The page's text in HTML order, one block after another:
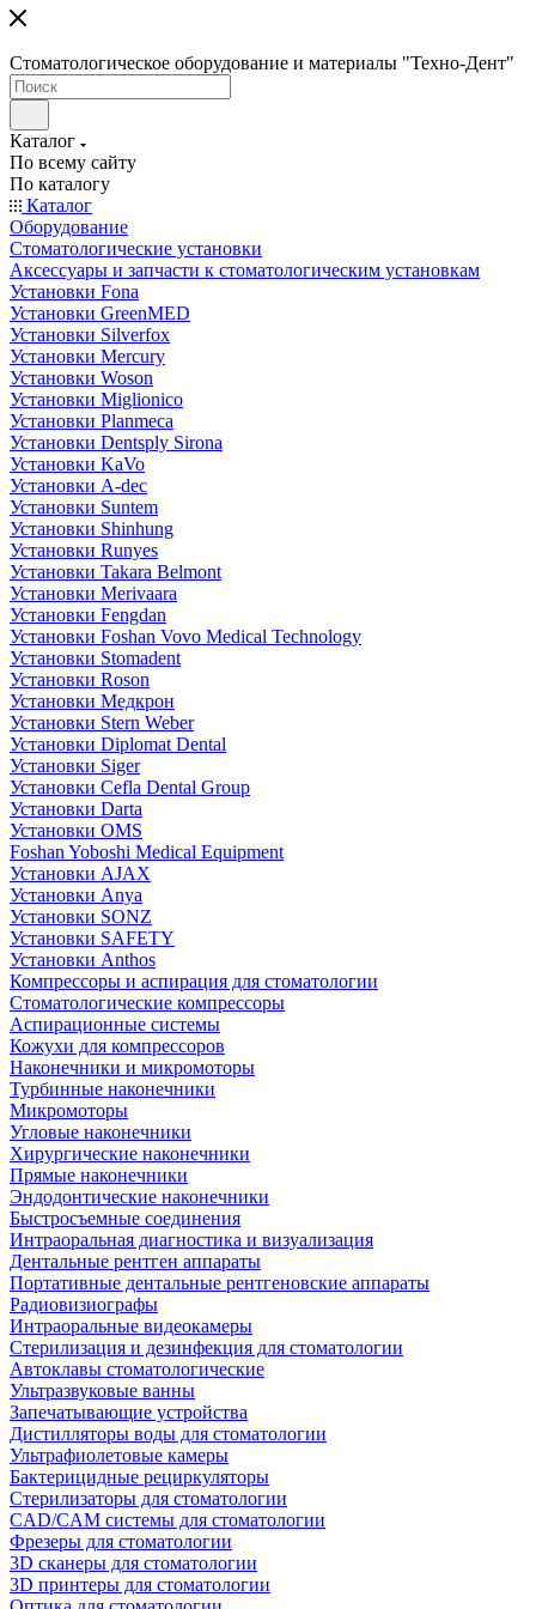
Стоматологическое оборудование и материалы "Техно-Дент"
Каталог
По всему сайту
По каталогу
Каталог
Оборудование
Стоматологические установки
Аксессуары и запчасти к стоматологическим установкам
Установки Fona
Установки GreenMED
Установки Silverfox
Установки Mercury
Установки Woson
Установки Miglionico
Установки Planmeca
Установки Dentsply Sirona
Установки KaVo
Установки A-dec
Установки Suntem
Установки Shinhung
Установки Runyes
Установки Takara Belmont
Установки Merivaara
Установки Fengdan
Установки Foshan Vovo Medical Technology
Установки Stomadent
Установки Roson
Установки Медкрон
Установки Stern Weber
Установки Diplomat Dental
Установки Siger
Установки Cefla Dental Group
Установки Darta
Установки OMS
Foshan Yoboshi Medical Equipment
Установки AJAX
Установки Anya
Установки SONZ
Установки SAFETY
Установки Anthos
Компрессоры и аспирация для стоматологии
Стоматологические компрессоры
Аспирационные системы
Кожухи для компрессоров
Наконечники и микромоторы
Турбинные наконечники
Микромоторы
Угловые наконечники
Хирургические наконечники
Прямые наконечники
Эндодонтические наконечники
Быстросъемные соединения
Интраоральная диагностика и визуализация
Дентальные рентген аппараты
Портативные дентальные рентгеновские аппараты
Радиовизиографы
Интраоральные видеокамеры
Стерилизация и дезинфекция для стоматологии
Автоклавы стоматологические
Ультразвуковые ванны
Запечатывающие устройства
Дистилляторы воды для стоматологии
Ультрафиолетовые камеры
Бактерицидные рециркуляторы
Стерилизаторы для стоматологии
CAD/CAM системы для стоматологии
Фрезеры для стоматологии
3D cканеры для стоматологии
3D принтеры для стоматологии